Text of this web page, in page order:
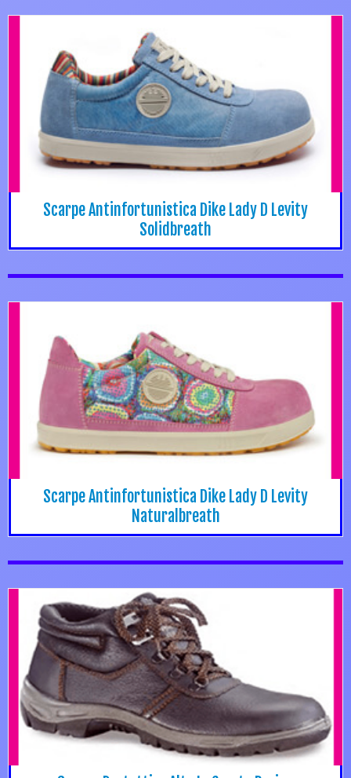
Scarpe Antinfortunistica Dike Lady D Levity
Solidbreath
Scarpe Antinfortunistica Dike Lady D Levity
Naturalbreath